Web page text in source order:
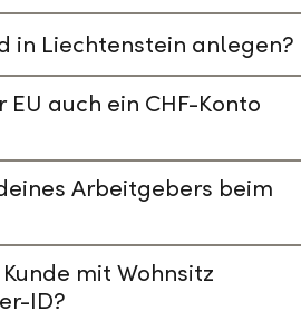
in Liechtenstein anlegen?
auch ein CHF-Konto
Arbeitgebers beim
mit Wohnsitz
ID?